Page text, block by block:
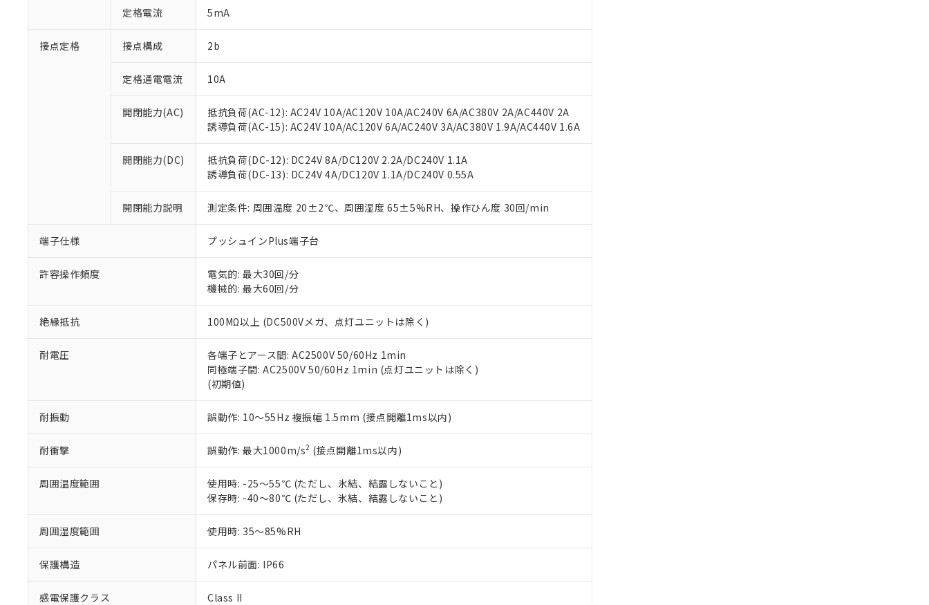
定格電流 5mA
接点定格 接点構成 2b
定格通電電流 10A
開閉能力(AC)
抵抗負荷(AC-12): AC24V 10A/AC120V 10A/AC240V 6A/AC380V 2A/AC440V 2A
誘導負荷(AC-15): AC24V 10A/AC120V 6A/AC240V 3A/AC380V 1.9A/AC440V 1.6A
開閉能力(DC)
抵抗負荷(DC-12): DC24V 8A/DC120V 2.2A/DC240V 1.1A
誘導負荷(DC-13): DC24V 4A/DC120V 1.1A/DC240V 0.55A
開閉能力説明 測定条件: 周囲温度 20±2℃、周囲湿度 65±5%RH、操作ひん度 30回/min
端子仕様 プッシュインPlus端子台
許容操作頻度
電気的: 最大30回/分
機械的: 最大60回/分
絶縁抵抗 100MΩ以上 (DC500Vメガ、点灯ユニットは除く)
耐電圧
各端子とアース間: AC2500V 50/60Hz 1min
同極端子間: AC2500V 50/60Hz 1min (点灯ユニットは除く)
(初期値)
耐振動 誤動作: 10～55Hz 複振幅 1.5mm (接点開離1ms以内)
耐衝撃 誤動作: 最大1000m/s2 (接点開離1ms以内)
周囲温度範囲
使用時: -25～55℃ (ただし、氷結、結露しないこと)
保存時: -40～80℃ (ただし、氷結、結露しないこと)
周囲湿度範囲 使用時: 35～85%RH
保護構造 パネル前面: IP66
感電保護クラス Class II
い。
正式な納期状況および標準価格はお客様のお取引先、またはお客様担当のオムロン制御機器販売店・
当社販売員にご相談ください。
オムロン制御機器販売店や当社販売拠点は「販売ネットワーク
」をご確認ください。
在庫状況および標準価格結果を当社の事前の承諾なく第三者に漏洩または開示しないようお願いしま
す。
マイパーツ機能（部品リスト作成サービス）をご利用いただくには、I-Webメンバーズにご登録され
お客様が当ウェブサイト上で当社にご登録された部品リストについて、当社および当社の共同利用者
が、当社の製品・サービスに関するお客様との取引・商談に必要な範囲で利用することをご了承くだ
さい。
※当社の共同利用者とは、"個人情報の共同利用に関して"
の「1.共同利用者の範囲」に記載されて
いる法人を指します。
但し、RoHS指令で産業用監視および制御機器に対する適用除外項目は除く。
※2 対応予定月
部品在庫の切り替え状況などにより、予定月が前後することがあります。
※3 非含有証明書ダウンロード
下記の非含有証明書をダウンロードすることができます。
EU RoHS指令（10物質）の非含有証明書
51物質の非含有証明書（当社基準）
※本証明書は発行日時点で非含有を証明するもので、過去に遡って非含有を証明するものではありません。
また、RoHS指令のフタル酸エステル類４物質の対応では、対応完了までの期間は出荷製品に未対応品が
混在することから備考欄に対応日を記載しておりました。
り割愛しております。
「○」：最大均質材料含有率が中国RoHSの基準値以下であることを示します。
「×」：最大均質材料含有率が中国RoHSの基準値を超えていることを示します。
*中国RoHS10物質の基準値 (GB/T26572)：
Pb(鉛) :1000ppm、 Hg(水銀) : 1000ppm、 Cd(カドミウム) : 100ppm、
Cr(Ⅵ)(六価クロム) : 1000ppm、 PBBs(ポリ臭化ビフェニル類) : 1000ppm、 PBDEs(ポリ臭化ジフェニルエーテル類) : 1000ppm、
DBP(フタル酸ジブチル) : 1000ppm、 DIBP(フタル酸ジイソブチル) : 1000ppm、 BBP(フタル酸ブチルベンジル) : 1000ppm、
DEHP(フタル酸ビス(2-エチルヘキシル)) : 1000ppm
※2 環境保護使用期限
「ｅ」：有害物質（10物質）のすべてが基準値以下であることを示します。
「10」：通常の使用状況下において有害物質が外部に漏えいし、環境に深刻な影響を及ぼさない年数を意
味します。
当社は、これら貴社製品のうち、外国為替および外国貿易法に定める商品（以下｢規制貨物等」とい
当社は貴社製品を、核兵器、ミサイル、化学兵器、生物兵器またはその他武器並びにこれらの製造装
置等に一切使用いたしません。
当社は、貴社製品を第三者に販売する場合は、上記1、2および3の内容を当該第三者に通知します。
また当社は、販売先および販売に係わる関係者が違法に輸出するおそれがある場合は、取り引きをい
たしません。
号
○ 一定数以上の在庫あり
△ 一定数には満たないが在庫あり
－
在庫なし(最新の在庫状況については、お客様のお取引先、またはお客様担当のオムロン制御
機器販売店・当社販売員にご確認ください)
空
白
受注生産機種、また在庫状況の情報を公開していない機種